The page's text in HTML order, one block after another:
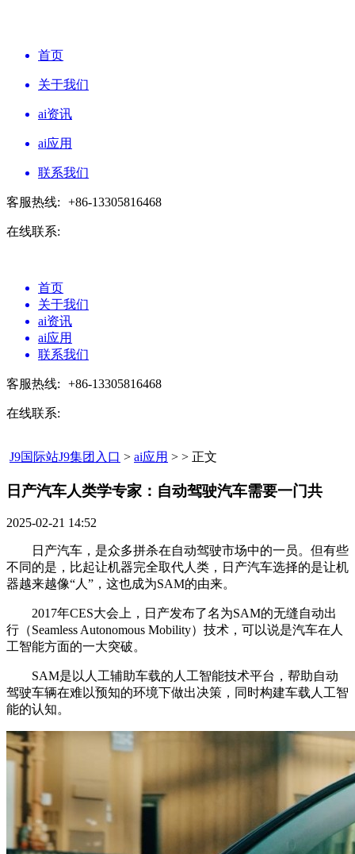
首页
关于我们
ai资讯
ai应用
联系我们
客服热线: +86-13305816468
在线联系:
首页
关于我们
ai资讯
ai应用
联系我们
客服热线: +86-13305816468
在线联系:
J9国际站J9集团入口 > ai应用 > > 正文
日产汽车人类学专家：自动驾驶汽车需要一门共​
2025-02-21 14:52
日产汽车，是众多拼杀在自动驾驶市场中的一员。但有些
不同的是，比起让机器完全取代人类，日产汽车选择的是让机
器越来越像“人”，这也成为SAM的由来。
2017年CES大会上，日产发布了名为SAM的无缝自动出
行（Seamless Autonomous Mobility）技术，可以说是汽车在人
工智能方面的一大突破。
SAM是以人工辅助车载的人工智能技术平台，帮助自动
驾驶车辆在难以预知的环境下做出决策，同时构建车载人工智
能的认知。